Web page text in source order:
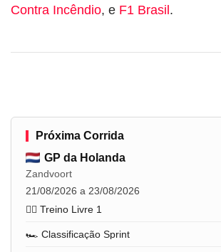
Contra Incêndio, e F1 Brasil.
Próxima Corrida
GP da Holanda
Zandvoort
21/08/2026 a 23/08/2026
🏋️‍♂️ Treino Livre 1
🏎️ Classificação Sprint